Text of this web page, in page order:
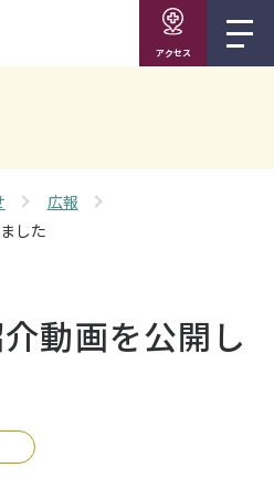
アクセス
広報
した
動画を公開し